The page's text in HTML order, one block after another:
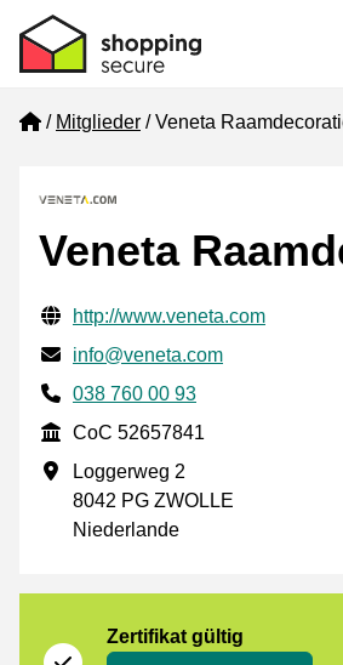
Home
Mitglieder Veneta
Veneta
Geprüfte Kontaktinformationen
Website URL
http://www.veneta.com
E-mail
info@veneta.com
Phone number
038 760 00 93
CoC
CoC 52657841
Geschäftsadresse
Loggerweg 2
8042 PG ZWOLLE
Niederlande
Zertifikat gültig